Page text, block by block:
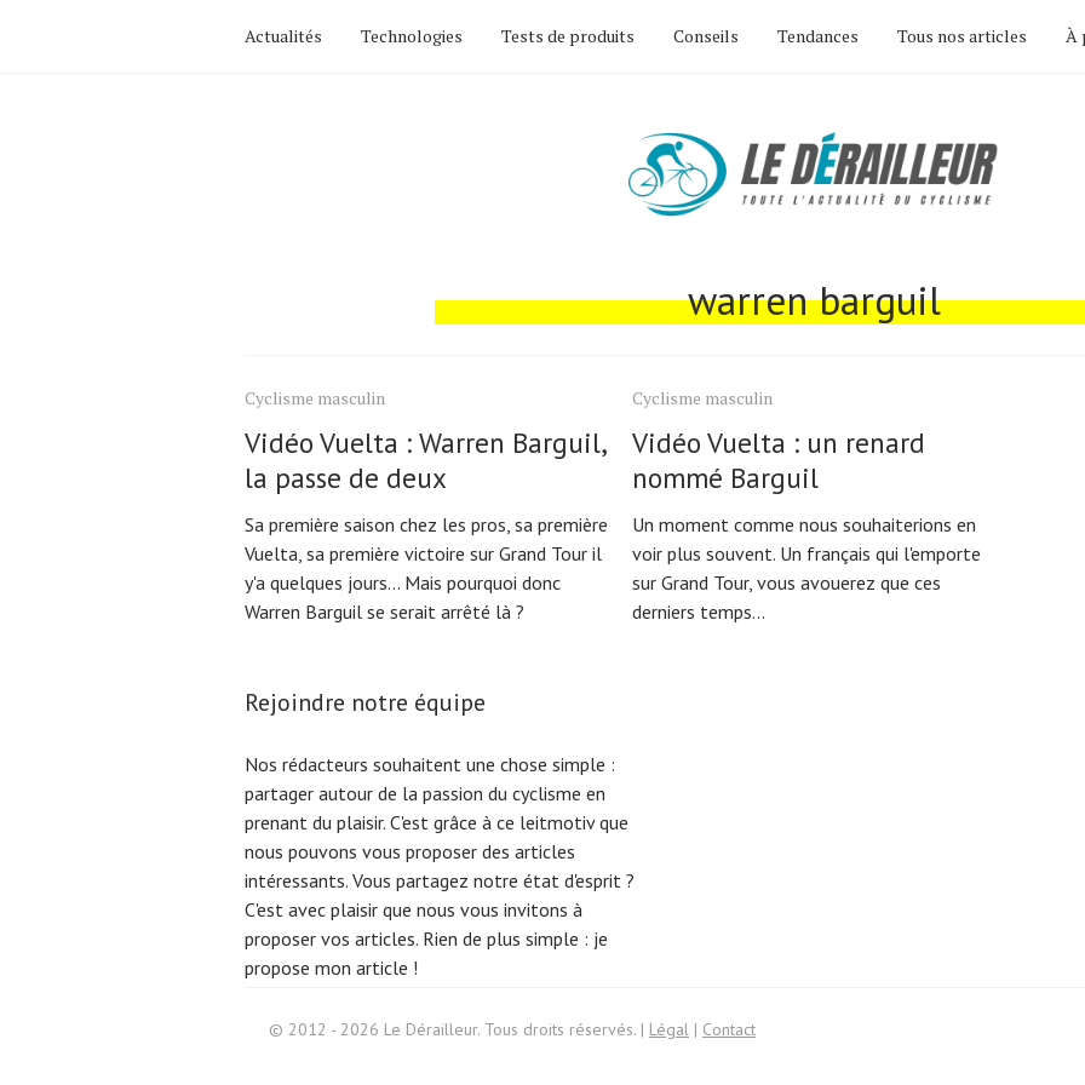
Actualités Technologies Tests de produits Conseils Tendances Tous nos articles À
warren barguil
Cyclisme masculin
Vidéo Vuelta : Warren Barguil,
la passe de deux
Sa première saison chez les pros, sa première
Vuelta, sa première victoire sur Grand Tour il
y'a quelques jours... Mais pourquoi donc
Warren Barguil se serait arrêté là ?
Cyclisme masculin
Vidéo Vuelta : un renard
nommé Barguil
Un moment comme nous souhaiterions en
voir plus souvent. Un français qui l'emporte
sur Grand Tour, vous avouerez que ces
derniers temps...
Rejoindre notre équipe
Nos rédacteurs souhaitent une chose simple :
partager autour de la passion du cyclisme en
prenant du plaisir. C'est grâce à ce leitmotiv que
nous pouvons vous proposer des articles
intéressants. Vous partagez notre état d'esprit ?
C'est avec plaisir que nous vous invitons à
proposer vos articles. Rien de plus simple : je
propose mon article !
© 2012 - 2026 Le Dérailleur. Tous droits réservés. | Légal | Contact